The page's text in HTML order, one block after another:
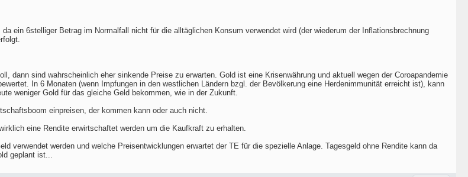
ein 6stelliger Betrag im Normalfall nicht für die alltäglichen Konsum verwendet wird (der wiederum der Inflationsbrechnung
dann sind wahrscheinlich eher sinkende Preise zu erwarten. Gold ist eine Krisenwährung und aktuell wegen der Coroapandemie
In 6 Monaten (wenn Impfungen in den westlichen Ländern bzgl. der Bevölkerung eine Herdenimmunität erreicht ist), kann
weniger Gold für das gleiche Geld bekommen, wie in der Zukunft.
einpreisen, der kommen kann oder auch nicht.
eine Rendite erwirtschaftet werden um die Kaufkraft zu erhalten.
verwendet werden und welche Preisentwicklungen erwartet der TE für die spezielle Anlage. Tagesgeld ohne Rendite kann da
geplant ist...